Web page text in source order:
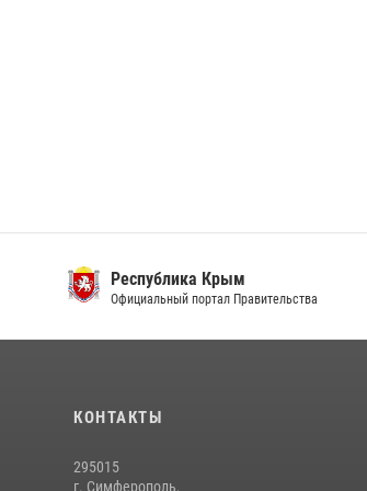
Республика Крым
Официальный портал Правительства
КОНТАКТЫ
295015
г. Симферополь,